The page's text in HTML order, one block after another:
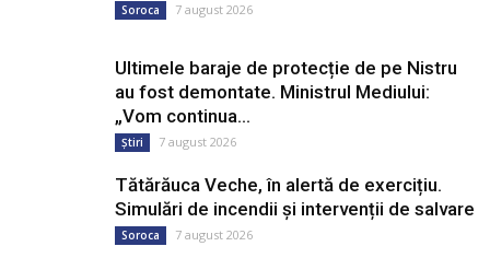
Soroca 7 august 2026
Ultimele baraje de protecție de pe Nistru
au fost demontate. Ministrul Mediului:
„Vom continua...
Știri 7 august 2026
Tătărăuca Veche, în alertă de exercițiu.
Simulări de incendii și intervenții de salvare
Soroca 7 august 2026